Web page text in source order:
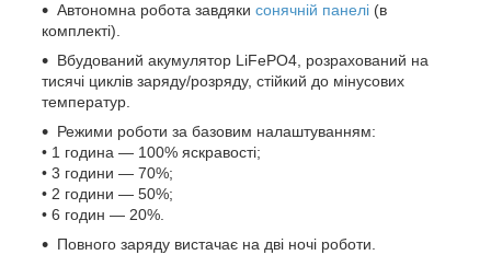
Автономна робота завдяки сонячній панелі (в
комплекті).
Вбудований акумулятор LiFePO4, розрахований на
тисячі циклів заряду/розряду, стійкий до мінусових
температур.
Режими роботи за базовим налаштуванням:
• 1 година — 100% яскравості;
• 3 години — 70%;
• 2 години — 50%;
• 6 годин — 20%.
Повного заряду вистачає на дві ночі роботи.